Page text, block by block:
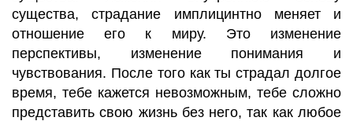
существа, страдание имплицинтно меняет и
отношение его к миру. Это изменение
перспективы, изменение понимания и
чувствования. После того как ты страдал долгое
время, тебе кажется невозможным, тебе сложно
представить свою жизнь без него, так как любое